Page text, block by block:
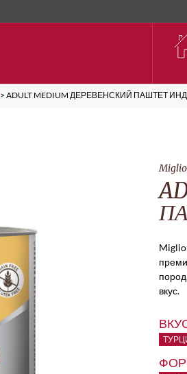
>ADULT MEDIUM ДЕРЕВЕНСКИЙ ПАШТЕТ
вкус.